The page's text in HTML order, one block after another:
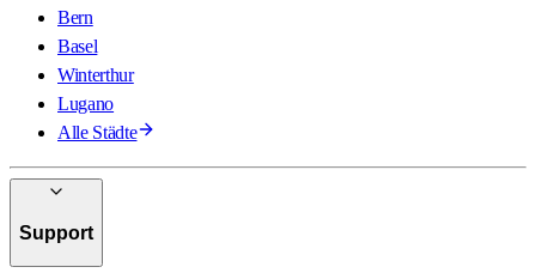
Bern
Basel
Winterthur
Lugano
Alle Städte
Support